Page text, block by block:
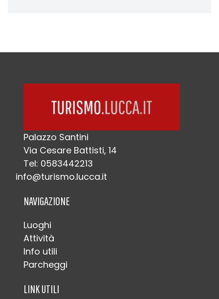
Palazzo Santini
Via Cesare Battisti, 14
Tel: 0583442213
info@turismo.lucca.it
NAVIGAZIONE
Luoghi
Attività
Info utili
Parcheggi
LINK UTILI